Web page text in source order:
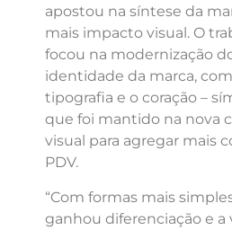
apostou na síntese da
mais impacto visual. O
focou na modernização
identidade da marca,
tipografia e o coração –
que foi mantido na nova
visual para agregar mais
PDV.
“Com formas mais
ganhou diferenciação e a